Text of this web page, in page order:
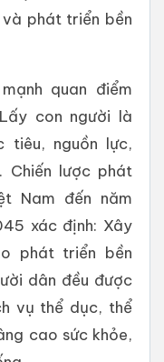
phát triển bền
quan điểm
con người là
tiêu, nguồn lực,
Chiến lược phát
Nam đến năm
xác định: Xây
phát triển bền
dân đều được
vụ thể dục, thể
cao sức khỏe,